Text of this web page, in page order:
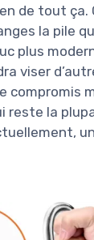
de tout ça.
la pile
plus
viser
compromis
reste la